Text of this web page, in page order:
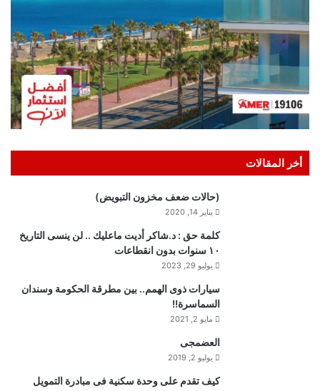
أخر المقالات
(حالات ضعف مخزون التبويض)
يناير 14, 2020
كلمة حق : د.شاكر أديت ماعليك .. لن ينسى التاريخ
١٠ سنوات بدون انقطاعات
يوليو 29, 2023
سيارات ذوى الهمم.. بين مطرقة الحكومة وسندان
السماسرة!!
مايو 2, 2021
العضمجى
يوليو 2, 2019
كيف تقدم على وحدة سكنية فى مبادرة التمويل